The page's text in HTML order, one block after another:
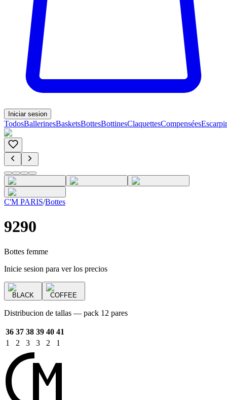
Iniciar sesion
TodosBallerinesBasketsBottesBottinesClaquettesCompensées
C'M PARIS/Bottes
9290
Bottes femme
Inicie sesion para ver los precios
BLACK COFFEE
Distribucion de tallas — pack 12 pares
36 37 38 39 40 41
1
2 3 3 2 1